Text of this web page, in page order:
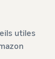
utiles